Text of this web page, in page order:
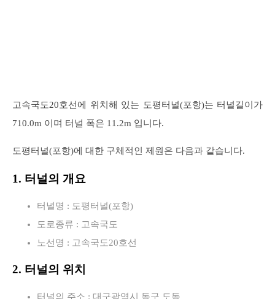
고속국도20호선에 위치해 있는 도평터널(포항)는 터널길이가
710.0m 이며 터널 폭은 11.2m 입니다.
도평터널(포항)에 대한 구체적인 제원은 다음과 같습니다.
1. 터널의 개요
터널명 : 도평터널(포항)
도로종류 : 고속국도
노선명 : 고속국도20호선
2. 터널의 위치
터널의 주소 : 대구광역시 동구 도동